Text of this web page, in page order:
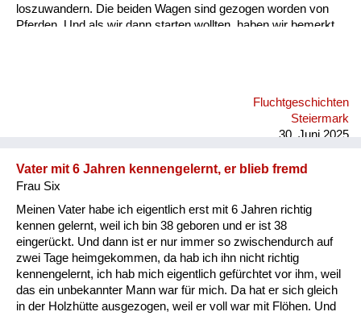
Fluchtgeschichten
Wiederaufbau und
Wohnen
loszuwandern. Die beiden Wagen sind gezogen worden von
Pferden. Und als wir dann starten wollten, haben wir bemerkt,
sind, hat mein Onkel gemerkt, da ist ein anderes Fahrzeug
gewesen mit diesem gestohlenen Pferd. Er ist hingegangen
Fluchtgeschichten
Steiermark
30. Juni 2025
Vater mit 6 Jahren kennengelernt, er blieb fremd
Frau Six
Meinen Vater habe ich eigentlich erst mit 6 Jahren richtig
kennen gelernt, weil ich bin 38 geboren und er ist 38
eingerückt. Und dann ist er nur immer so zwischendurch auf
zwei Tage heimgekommen, da hab ich ihn nicht richtig
kennengelernt, ich hab mich eigentlich gefürchtet vor ihm, weil
das ein unbekannter Mann war für mich. Da hat er sich gleich
in der Holzhütte ausgezogen, weil er voll war mit Flöhen. Und